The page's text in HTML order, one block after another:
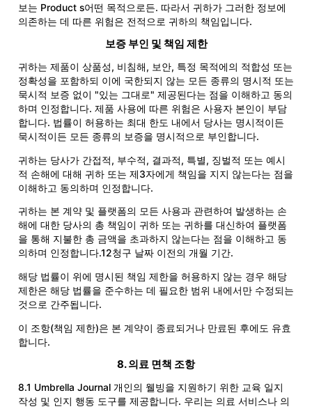
보는 Product s어떤 목적으로든. 따라서 귀하가 그러한 정보에
의존하는 데 따른 위험은 전적으로 귀하의 책임입니다.
보증 부인 및 책임 제한
귀하는 제품이 상품성, 비침해, 보안, 특정 목적에의 적합성 또는
정확성을 포함하되 이에 국한되지 않는 모든 종류의 명시적 또는
묵시적 보증 없이 "있는 그대로" 제공된다는 점을 이해하고 동의
하며 인정합니다. 제품 사용에 따른 위험은 사용자 본인이 부담
합니다. 법률이 허용하는 최대 한도 내에서 당사는 명시적이든
묵시적이든 모든 종류의 보증을 명시적으로 부인합니다.
귀하는 당사가 간접적, 부수적, 결과적, 특별, 징벌적 또는 예시
적 손해에 대해 귀하 또는 제3자에게 책임을 지지 않는다는 점을
이해하고 동의하며 인정합니다.
귀하는 본 계약 및 플랫폼의 모든 사용과 관련하여 발생하는 손
해에 대한 당사의 총 책임이 귀하 또는 귀하를 대신하여 플랫폼
을 통해 지불한 총 금액을 초과하지 않는다는 점을 이해하고 동
의하며 인정합니다.12청구 날짜 이전의 개월 기간.
해당 법률이 위에 명시된 책임 제한을 허용하지 않는 경우 해당
제한은 해당 법률을 준수하는 데 필요한 범위 내에서만 수정되는
것으로 간주됩니다.
이 조항(책임 제한)은 본 계약이 종료되거나 만료된 후에도 유효
합니다.
8. 의료 면책 조항
8.1 Umbrella Journal 개인의 웰빙을 지원하기 위한 교육 일지
작성 및 인지 행동 도구를 제공합니다. 우리는 의료 서비스나 의